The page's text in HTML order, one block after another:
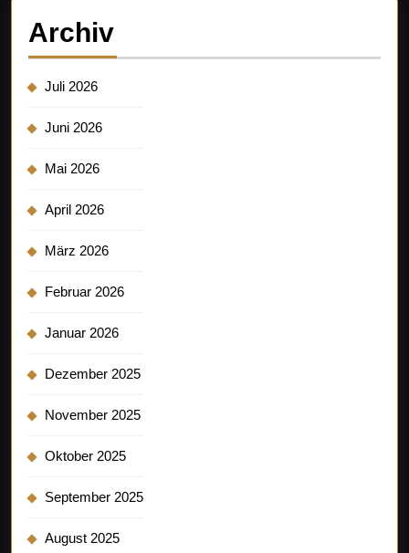
Archiv
Juli 2026
Juni 2026
Mai 2026
April 2026
März 2026
Februar 2026
Januar 2026
Dezember 2025
November 2025
Oktober 2025
September 2025
August 2025